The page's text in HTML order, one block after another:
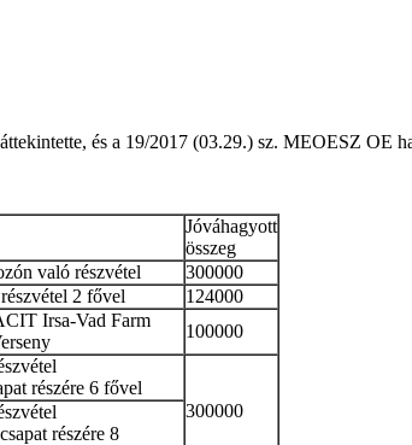
és a 19/2017 (03.29.) sz. MEOESZ OE
Jóváhagyott
összeg
való részvétel
300000
2 fővel
124000
Irsa-Vad Farm
100000
részére 6 fővel
300000
részére 8